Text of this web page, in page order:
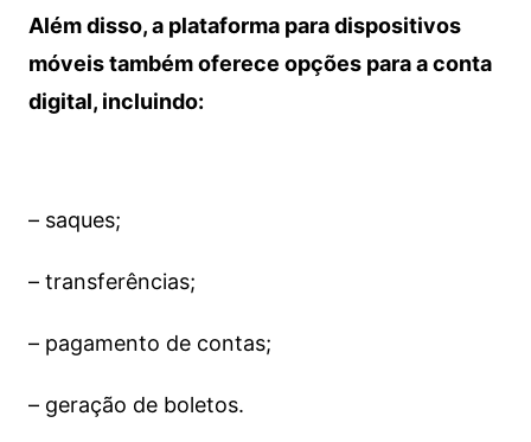
Além disso, a plataforma para dispositivos
móveis também oferece opções para a conta
digital, incluindo:
– saques;
– transferências;
– pagamento de contas;
– geração de boletos.